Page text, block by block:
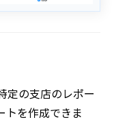
定の支店のレポー
トを作成できま